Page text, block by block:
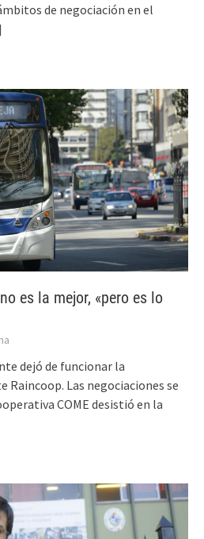
de negociación en el
es la mejor, «pero es lo
dejó de funcionar la
Las negociaciones se
COME desistió en la